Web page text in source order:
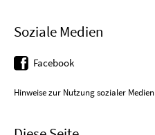
Soziale Medien
Facebook
Hinweise zur Nutzung sozialer Medien